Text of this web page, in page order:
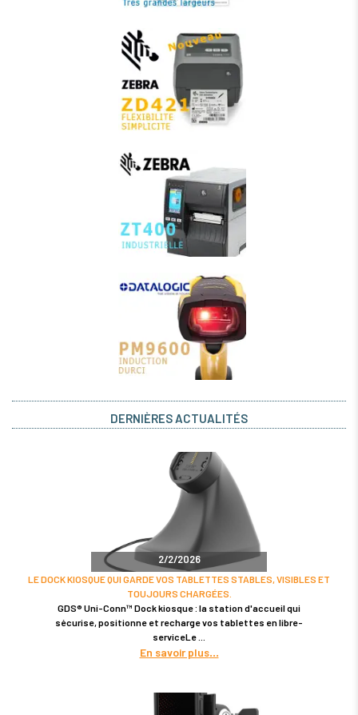
DERNIÈRES ACTUALITÉS
2/2/2026
LE DOCK KIOSQUE QUI GARDE VOS TABLETTES STABLES, VISIBLES ET
TOUJOURS CHARGÉES.
GDS® Uni-Conn™ Dock kiosque : la station d'accueil qui
sécurise, positionne et recharge vos tablettes en libre-
serviceLe
En savoir plus